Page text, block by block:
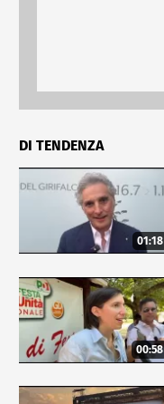
DI TENDENZA
01:18
00:58